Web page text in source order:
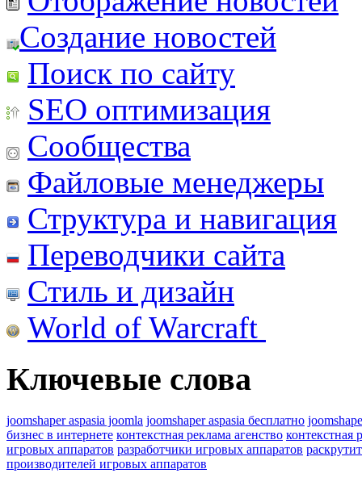
Создание новостей
Поиск по сайту
SEO оптимизация
Сообщества
Файловые менеджеры
Структура и навигация
Переводчики сайта
Стиль и дизайн
World of Warcraft
Ключевые слова
joomshaper aspasia joomla joomshaper aspasia бесплатно
бизнес в интернете контекстная реклама агенство контекстная
игровых аппаратов разработчики игровых аппаратов
производителей игровых аппаратов